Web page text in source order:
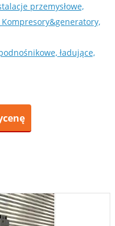
przemysłowe,
ładujące,